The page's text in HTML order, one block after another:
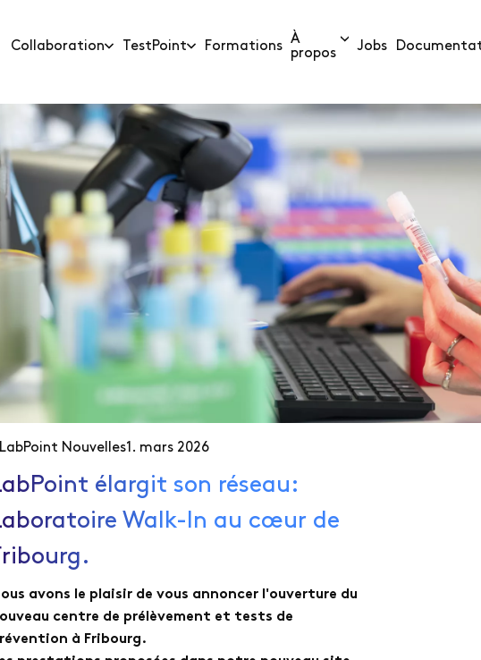
Collaboration TestPoint Formations
À
propos
Jobs
Nouvelles1. mars 2026
élargit son réseau:
Walk-In au cœur de
avons le plaisir de vous annoncer l'ouverture du
centre de prélèvement et tests de
à Fribourg.